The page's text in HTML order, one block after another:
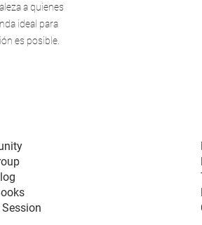
a quienes
ideal para
es posible.